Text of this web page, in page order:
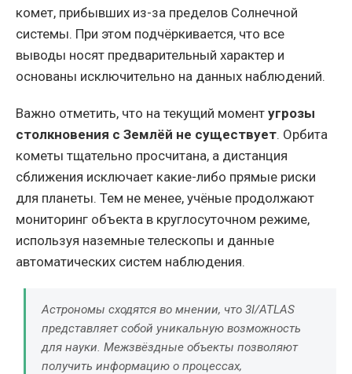
комет, прибывших из-за пределов Солнечной
системы. При этом подчёркивается, что все
выводы носят предварительный характер и
основаны исключительно на данных наблюдений.
Важно отметить, что на текущий момент угрозы
столкновения с Землёй не существует. Орбита
кометы тщательно просчитана, а дистанция
сближения исключает какие-либо прямые риски
для планеты. Тем не менее, учёные продолжают
мониторинг объекта в круглосуточном режиме,
используя наземные телескопы и данные
автоматических систем наблюдения.
Астрономы сходятся во мнении, что 3I/ATLAS
представляет собой уникальную возможность
для науки. Межзвёздные объекты позволяют
получить информацию о процессах,